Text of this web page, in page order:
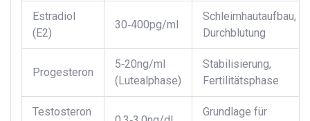
Estradiol
(E2)
30‑400pg/ml
Schleimhautaufbau,
Durchblutung
Progesteron
5‑20ng/ml
(Lutealphase)
Stabilisierung,
Fertilitätsphase
Testosteron
Grundlage für